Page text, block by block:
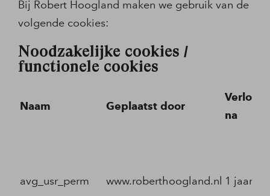
Bij Robert Hoogland maken we gebruik van de
volgende cookies:
Noodzakelijke cookies /
functionele cookies
Naam Geplaatst door
Verloopt
na
avg_usr_perm www.roberthoogland.nl 1 jaar